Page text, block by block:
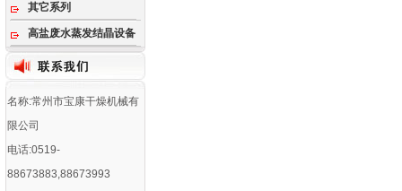
其它系列
高盐废水蒸发结晶设备
名称:常州市宝康干燥机械有
限公司
电话:0519-
88673883,88673993